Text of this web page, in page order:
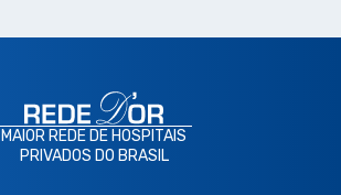
MAIOR REDE DE HOSPITAIS
PRIVADOS DO BRASIL